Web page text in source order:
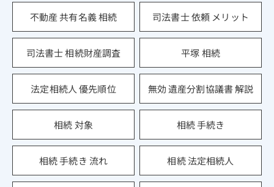
不動産 共有名義 相続 司法書士 依頼 メリット
司法書士 相続財産調査 平塚 相続
法定相続人 優先順位 無効 遺産分割協議書 解説
相続 対象 相続 手続き
相続 手続き 流れ 相続 法定相続人